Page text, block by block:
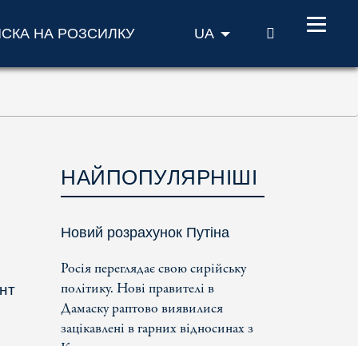
НА РОЗСИЛКУ UA ПОШУК
НАЙПОПУЛЯРНІШІ
Новий розрахунок Путіна
Росія переглядає свою сирійську
політику. Нові правителі в
Дамаску раптово виявилися
зацікавлені в гарних відносинах з